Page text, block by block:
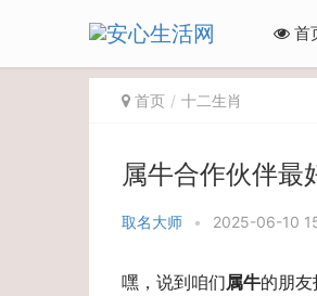
首
首页 十二生肖
属牛合作伙伴最
取名大师 • 2025-06-10
嘿，说到咱们属牛的朋